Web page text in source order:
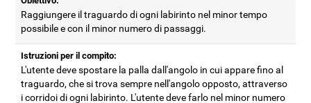
Raggiungere il traguardo di ogni labirinto nel minor tempo
possibile e con il minor numero di passaggi.
Istruzioni per il compito:
L'utente deve spostare la palla dall'angolo in cui appare fino al
traguardo, che si trova sempre nell'angolo opposto, attraverso
i corridoi di ogni labirinto. L'utente deve farlo nel minor numero